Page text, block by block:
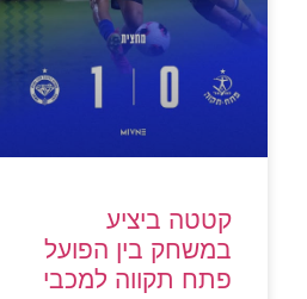
קטטה ביציע
במשחק בין הפועל
פתח תקווה למכבי